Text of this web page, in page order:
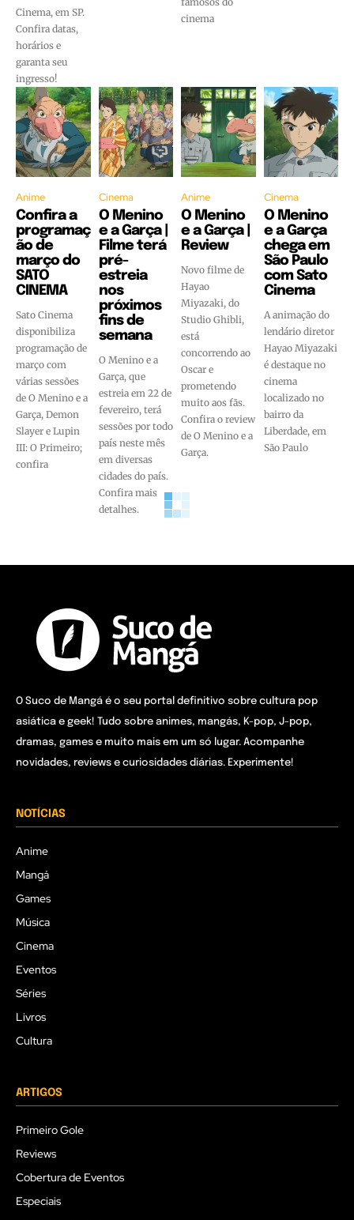
Cinema, em SP.
Confira datas,
horários e
garanta seu
ingresso!
cinema
Anime
Confira a
programaç
ão de
março do
SATO
CINEMA
Sato Cinema
disponibiliza
programação de
março com
várias sessões
de O Menino e a
Garça, Demon
Slayer e Lupin
III: O Primeiro;
confira
Cinema
O Menino
e a Garça |
Filme terá
pré-
estreia
nos
próximos
fins de
semana
O Menino e a
Garça, que
estreia em 22 de
fevereiro, terá
sessões por todo
país neste mês
em diversas
cidades do país.
Confira mais
detalhes.
Anime
O Menino
e a Garça |
Review
Novo filme de
Hayao
Miyazaki, do
Studio Ghibli,
está
concorrendo ao
Oscar e
prometendo
muito aos fãs.
Confira o review
de O Menino e a
Garça.
Cinema
O Menino
e a Garça
chega em
São Paulo
com Sato
Cinema
A animação do
lendário diretor
Hayao Miyazaki
é destaque no
cinema
localizado no
bairro da
Liberdade, em
São Paulo
O Suco de Mangá é o seu portal definitivo sobre cultura pop
asiática e geek! Tudo sobre animes, mangás, K-pop, J-pop,
dramas, games e muito mais em um só lugar. Acompanhe
novidades, reviews e curiosidades diárias. Experimente!
NOTÍCIAS
Anime
Mangá
Games
Música
Cinema
Eventos
Séries
Livros
Cultura
ARTIGOS
Primeiro Gole
Reviews
Cobertura de Eventos
Especiais